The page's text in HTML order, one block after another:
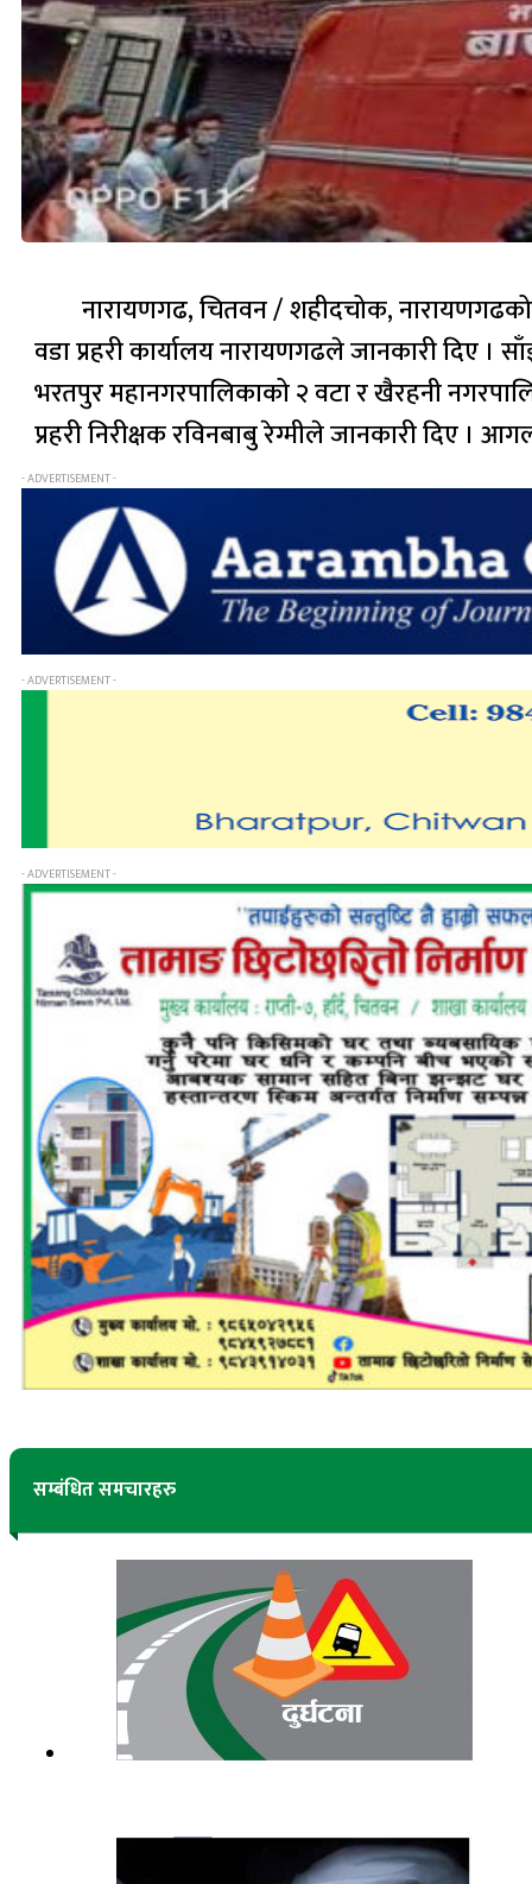
नारायणगढ, चितवन / शहीदचोक,
वडा प्रहरी कार्यालय नारायणगढले जानकारी दिए
भरतपुर महानगरपालिकाको २ वटा र खैरहनी
प्रहरी निरीक्षक रविनबाबु रेग्मीले जानकारी दिए ।
- ADVERTISEMENT -
- ADVERTISEMENT -
- ADVERTISEMENT -
सम्बंधित समचारहरु